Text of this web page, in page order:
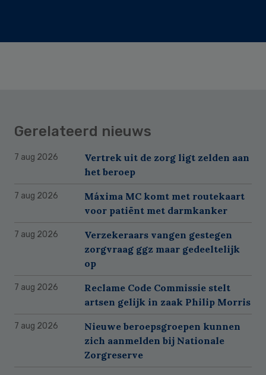
Gerelateerd nieuws
7 aug 2026
Vertrek uit de zorg ligt zelden aan
het beroep
7 aug 2026
Máxima MC komt met routekaart
voor patiënt met darmkanker
7 aug 2026
Verzekeraars vangen gestegen
zorgvraag ggz maar gedeeltelijk
op
7 aug 2026
Reclame Code Commissie stelt
artsen gelijk in zaak Philip Morris
7 aug 2026
Nieuwe beroepsgroepen kunnen
zich aanmelden bij Nationale
Zorgreserve